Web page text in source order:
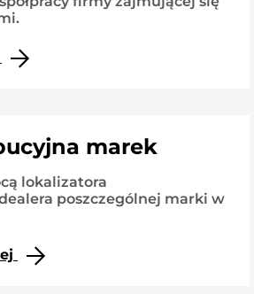
marek
lokalizatora
poszczególnej marki w